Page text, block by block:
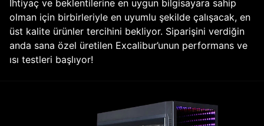
İhtiyaç ve beklentilerine en uygun bilgisayara sahip
olman için birbirleriyle en uyumlu şekilde çalışacak, en
üst kalite ürünler tercihini bekliyor. Siparişini verdiğin
anda sana özel üretilen Excalibur’unun performans ve
ısı testleri başlıyor!